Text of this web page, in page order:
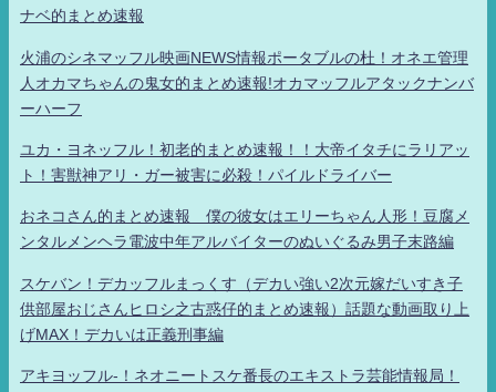
ナベ的まとめ速報
火浦のシネマッフル映画NEWS情報ポータブルの杜！オネエ管理
人オカマちゃんの鬼女的まとめ速報!オカマッフルアタックナンバ
ーハーフ
ユカ・ヨネッフル！初老的まとめ速報！！大帝イタチにラリアッ
ト！害獣神アリ・ガー被害に必殺！パイルドライバー
おネコさん的まとめ速報 僕の彼女はエリーちゃん人形！豆腐メ
ンタルメンヘラ電波中年アルバイターのぬいぐるみ男子末路編
スケバン！デカッフルまっくす（デカい強い2次元嫁だいすき子
供部屋おじさんヒロシ之古惑仔的まとめ速報）話題な動画取り上
げMAX！デカいは正義刑事編
アキヨッフル-！ネオニートスケ番長のエキストラ芸能情報局！